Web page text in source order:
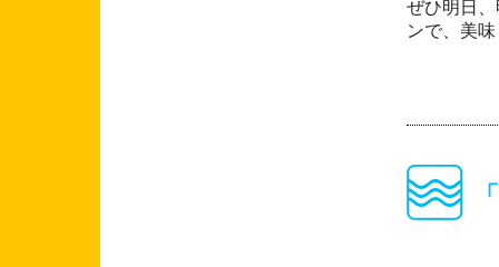
ぜひ明日
ンで、美